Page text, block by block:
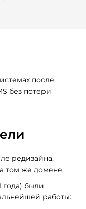
после
без потери
редизайна,
том же домене.
года) были
работы: